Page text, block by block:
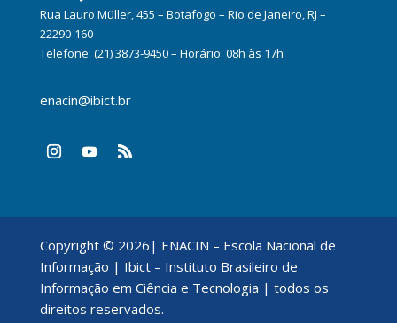
Rua Lauro Müller, 455 – Botafogo – Rio de Janeiro, RJ –
22290-160
Telefone: (21) 3873-9450 – Horário: 08h às 17h
enacin@ibict.br
Copyright © 2026| ENACIN – Escola Nacional de
Informação | Ibict – Instituto Brasileiro de
Informação em Ciência e Tecnologia | todos os
direitos reservados.